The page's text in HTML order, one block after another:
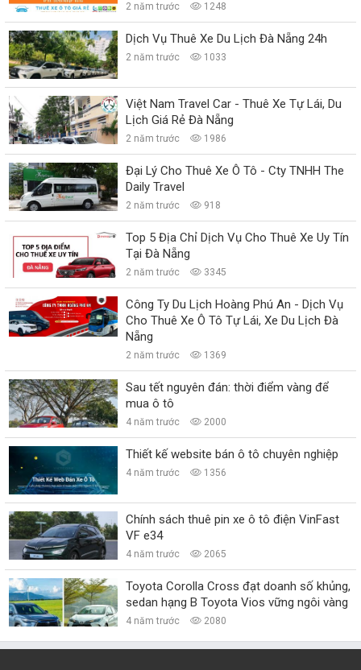
2 năm trước 1248
Dịch Vụ Thuê Xe Du Lịch Đà Nẵng 24h
2 năm trước 1033
Việt Nam Travel Car - Thuê Xe Tự Lái, Du
Lịch Giá Rẻ Đà Nẵng
2 năm trước 1986
Đại Lý Cho Thuê Xe Ô Tô - Cty TNHH The
Daily Travel
2 năm trước 918
Top 5 Địa Chỉ Dịch Vụ Cho Thuê Xe Uy Tín
Tại Đà Nẵng
2 năm trước 3345
Công Ty Du Lịch Hoàng Phú An - Dịch Vụ
Cho Thuê Xe Ô Tô Tự Lái, Xe Du Lịch Đà
Nẵng
2 năm trước 1369
Sau tết nguyên đán: thời điểm vàng để
mua ô tô
4 năm trước 2000
Thiết kế website bán ô tô chuyên nghiệp
4 năm trước 1356
Chính sách thuê pin xe ô tô điện VinFast
VF e34
4 năm trước 2065
Toyota Corolla Cross đạt doanh số khủng,
sedan hạng B Toyota Vios vững ngôi vàng
4 năm trước 2080